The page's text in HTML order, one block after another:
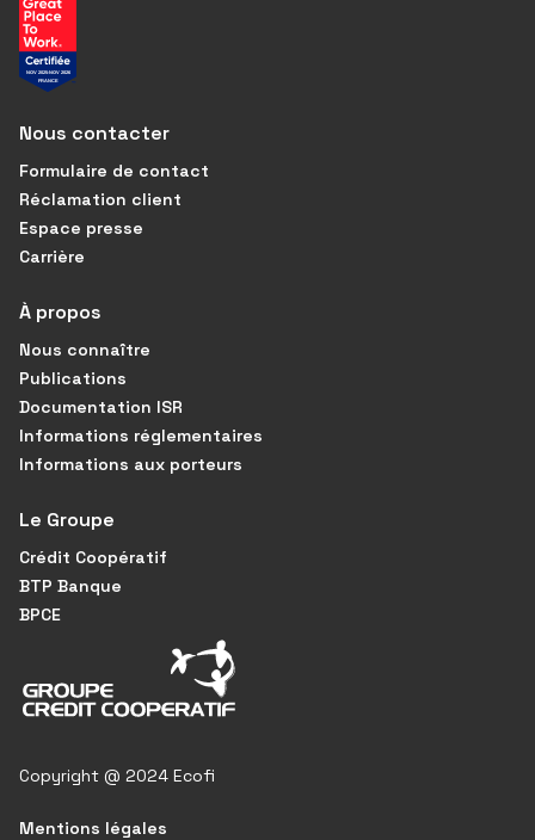
Nous contacter
Formulaire de contact
Réclamation client
Espace presse
Carrière
À propos
Nous connaître
Publications
Documentation ISR
Informations réglementaires
Informations aux porteurs
Le Groupe
Crédit Coopératif
BTP Banque
BPCE
Copyright @ 2024 Ecofi
Mentions légales